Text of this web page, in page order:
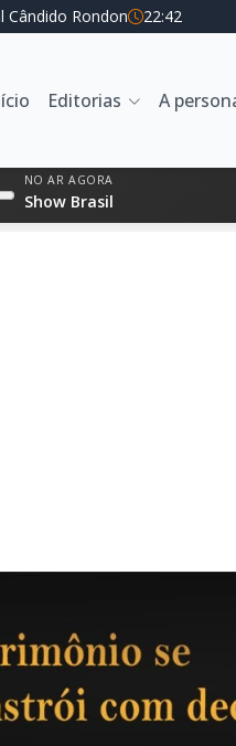
Cândido Rondon 22:42
Editorias A
NO AR AGORA
Show Brasil